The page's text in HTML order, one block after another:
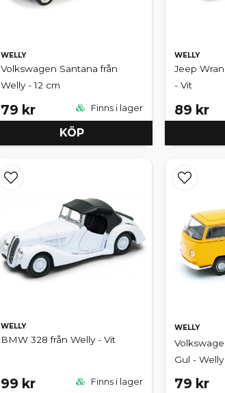
WELLY
Volkswagen Santana från
Welly - 12 cm
79 kr Finns i lager
KÖP
WELLY
Jeep
- Vit
89 kr
WELLY
BMW 328 från Welly - Vit
99 kr Finns i lager
WELLY
Gul - Welly
79 kr